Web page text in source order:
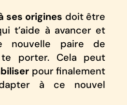
ses origines doit être
t’aide à avancer et
nouvelle paire de
porter. Cela peut
pour finalement
à ce nouvel